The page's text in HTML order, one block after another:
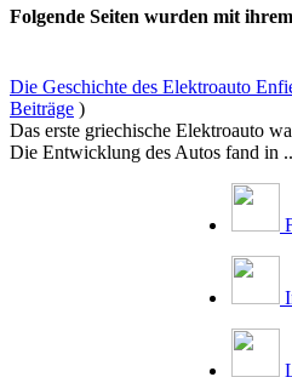
Folgende Seiten wurden mit
Die Geschichte des Elektroauto
Beiträge )
Das erste griechische Elektroauto
Die Entwicklung des Autos fand in